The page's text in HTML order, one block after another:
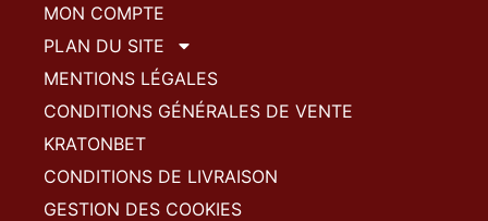
MON COMPTE
PLAN DU SITE
MENTIONS LÉGALES
CONDITIONS GÉNÉRALES DE VENTE
KRATONBET
CONDITIONS DE LIVRAISON
GESTION DES COOKIES